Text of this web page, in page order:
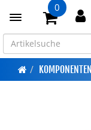
Toggle navigation
0
KOMPONENTEN